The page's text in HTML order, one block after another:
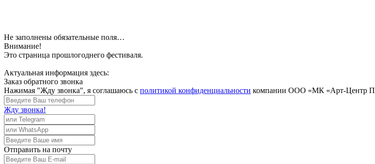
Не заполнены обязательные поля…
Внимание!
Это страница прошлогоднего фестиваля.
Актуальная информация здесь:
Заказ обратного звонка
Нажимая "Жду звонка", я соглашаюсь с политикой конфиденциальности компании ООО «МК «Арт-Центр
Жду звонка!
Отправить на почту